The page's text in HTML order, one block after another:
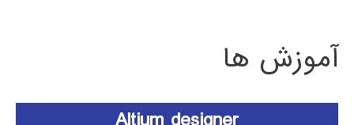
آموزش ها